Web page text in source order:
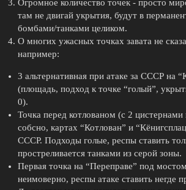
Огромное количество точек - просто
там не двигай укрытия, будут в
бомбами/танками целиком.
О многих ужасных точках завата не
например:
3 альтернативная при атаке за СССР на
(площадь, подход к точке “голый”,
0).
Точка перед котлованом (с 2 цистернами
собсно, картах “Котлован” и
СССР. Подходы голые, респы ставить
простреливается танками из серой зоны.
Первая точка на “Переправе” под
неимоверно, респы атаке ставить негде